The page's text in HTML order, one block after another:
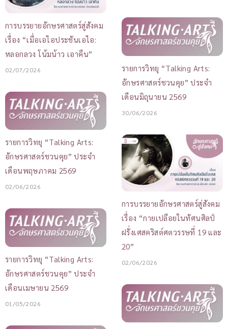
การบรรยายอักษรศาสตร์สู่สังคม
เรื่อง “เมื่อเอไอประชันเอไอ:
หลอกลวง โน้มน้าว เอาคืน”
02/07/2026
รายการวิทยุ “Talking Arts:
อักษรศาสตร์ชวนคุย” ประจำ
เดือนมิถุนายน 2569
30/06/2026
รายการวิทยุ “Talking Arts:
อักษรศาสตร์ชวนคุย” ประจำ
เดือนพฤษภาคม 2569
02/06/2026
การบรรยายอักษรศาสตร์สู่สังคม
เรื่อง “กายเปลือยในทัศนศิลป์
ฝรั่งเศสคริสต์ศตวรรษที่ 19 และ
20”
02/06/2026
รายการวิทยุ “Talking Arts:
อักษรศาสตร์ชวนคุย” ประจำ
เดือนเมษายน 2569
01/05/2026